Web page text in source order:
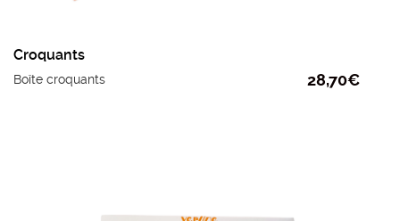
Croquants
Boîte croquants 28,70€